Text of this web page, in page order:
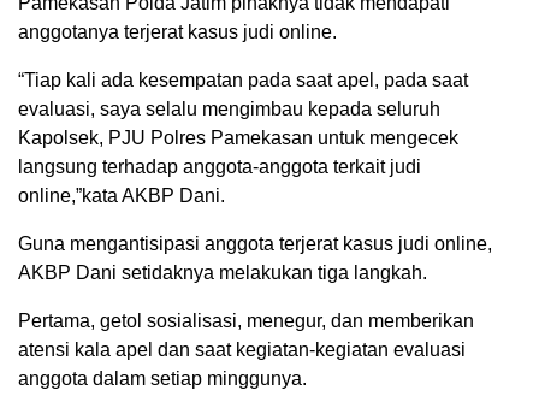
anggotanya terjerat kasus judi online.
“Tiap kali ada kesempatan pada saat apel, pada saat
evaluasi, saya selalu mengimbau kepada seluruh
Kapolsek, PJU Polres Pamekasan untuk mengecek
langsung terhadap anggota-anggota terkait judi
online,”kata AKBP Dani.
Guna mengantisipasi anggota terjerat kasus judi online,
AKBP Dani setidaknya melakukan tiga langkah.
Pertama, getol sosialisasi, menegur, dan memberikan
atensi kala apel dan saat kegiatan-kegiatan evaluasi
anggota dalam setiap minggunya.